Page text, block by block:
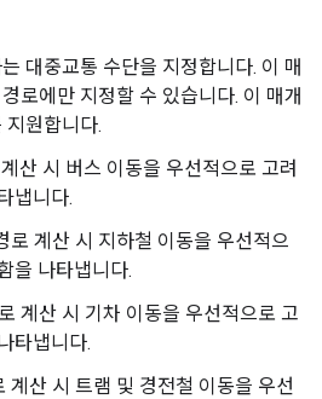
대중교통 수단을 지정합니다. 이 매
로에만 지정할 수 있습니다. 이 매개
지원합니다.
산 시 버스 이동을 우선적으로 고려
냅니다.
로 계산 시 지하철 이동을 우선적으
을 나타냅니다.
계산 시 기차 이동을 우선적으로 고
타냅니다.
계산 시 트램 및 경전철 이동을 우선